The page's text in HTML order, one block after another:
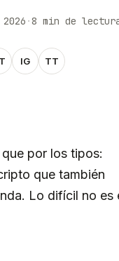
·8 min de
IG TT
por los tipos:
que también
Lo difícil no es